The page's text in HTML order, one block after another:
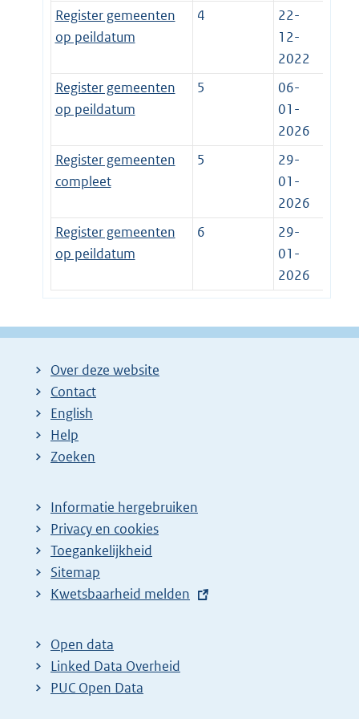
Register gemeenten
op peildatum
4
22-
12-
2022
Register gemeenten
op peildatum
5
06-
01-
2026
Register gemeenten
compleet
5
29-
01-
2026
Register gemeenten
op peildatum
6
29-
01-
2026
Over deze website
Contact
English
Help
Zoeken
Informatie hergebruiken
Privacy en cookies
Toegankelijkheid
Sitemap
E
t
e
r
Kwetsbaarheid melden
Open data
Linked Data Overheid
PUC Open Data